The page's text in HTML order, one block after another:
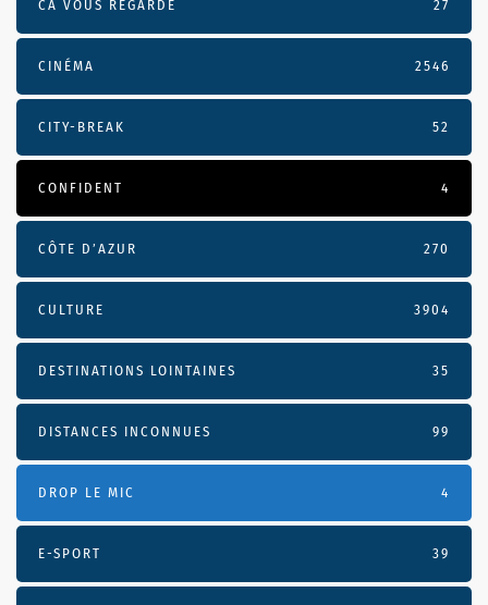
CA VOUS REGARDE 27
CINÉMA 2546
CITY-BREAK 52
CONFIDENT 4
CÔTE D’AZUR 270
CULTURE 3904
DESTINATIONS LOINTAINES 35
DISTANCES INCONNUES 99
DROP LE MIC 4
E-SPORT 39